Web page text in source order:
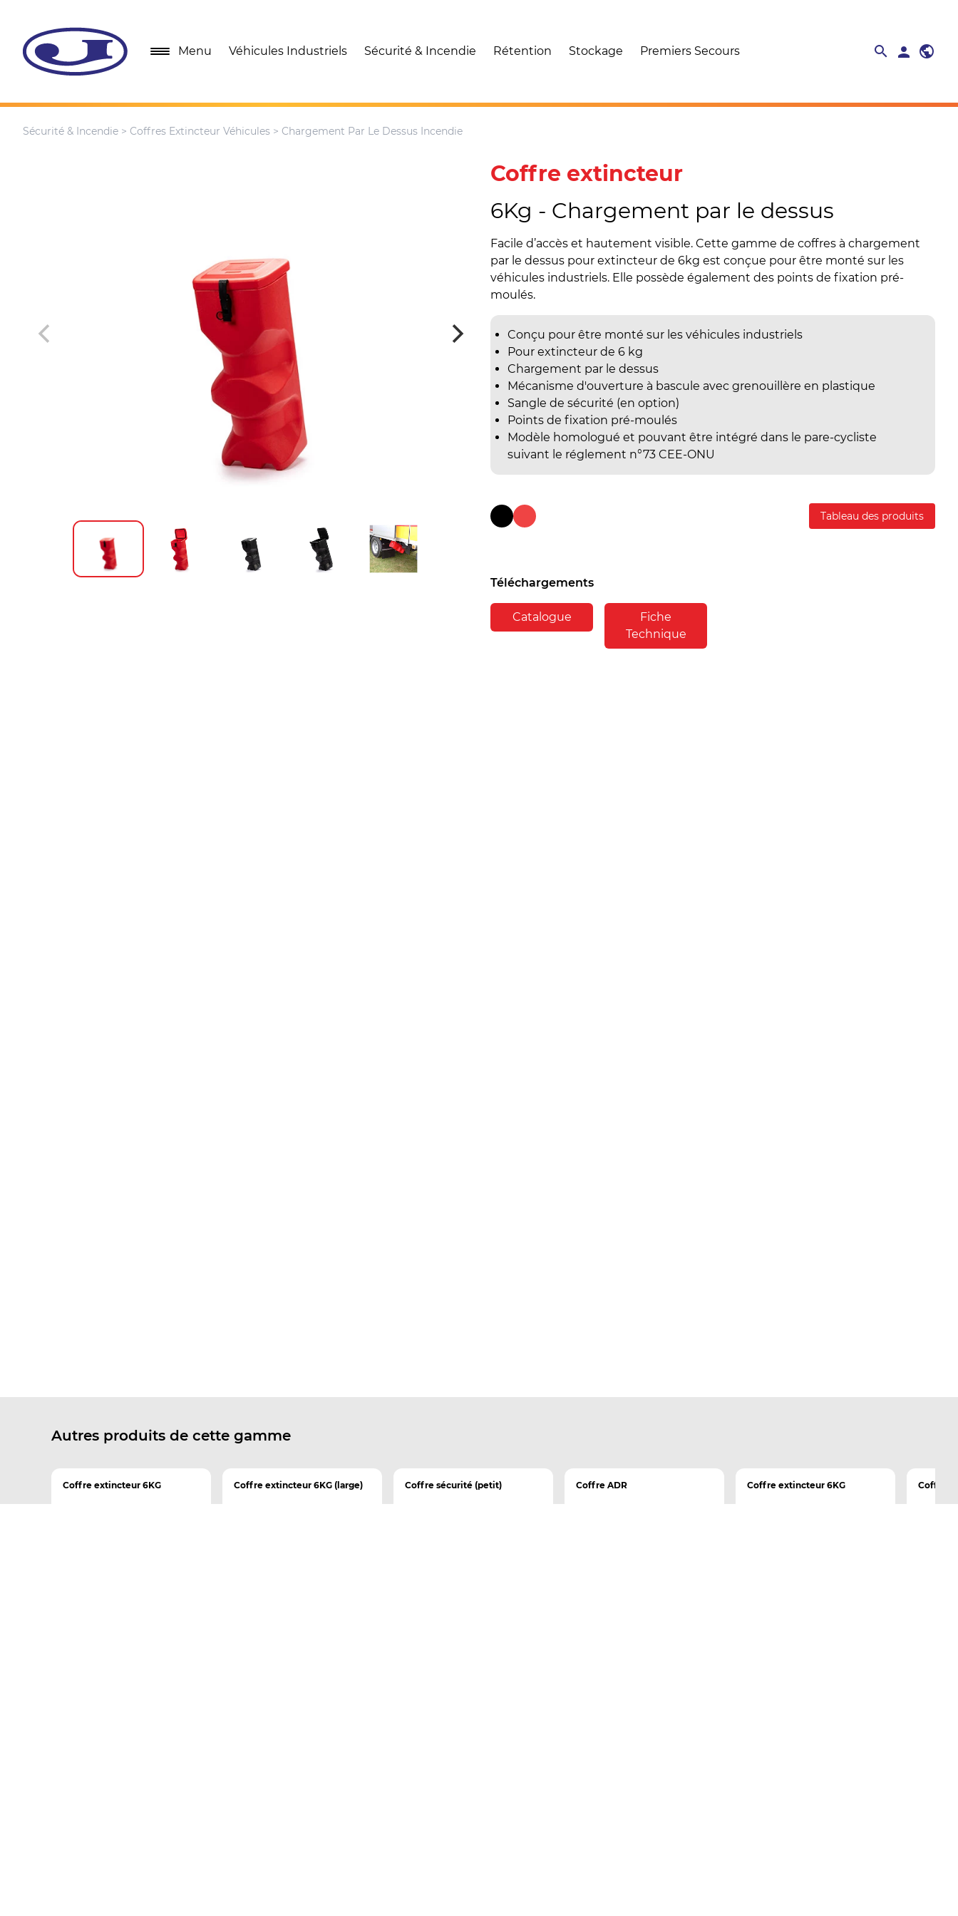
Menu Véhicules Industriels Sécurité & Incendie Rétention Stockage Premiers Secours searchclose
search person public
Sécurité & Incendie > Coffres Extincteur Véhicules > Chargement Par Le Dessus Incendie
Coffre extincteur
6Kg - Chargement par le dessus
Facile d’accès et hautement visible. Cette gamme de coffres à chargement
par le dessus pour extincteur de 6kg est conçue pour être monté sur les
véhicules industriels. Elle possède également des points de fixation pré-
moulés.
Conçu pour être monté sur les véhicules industriels
Pour extincteur de 6 kg
Chargement par le dessus
Mécanisme d'ouverture à bascule avec grenouillère en plastique
Sangle de sécurité (en option)
Points de fixation pré-moulés
Modèle homologué et pouvant être intégré dans le pare-cycliste
suivant le réglement n°73 CEE-ONU
Tableau des produits
Téléchargements
Catalogue
Fiche
Technique
Autres produits de cette gamme
Coffre extincteur 6KG Coffre extincteur 6KG (large) Coffre sécurité (petit) Coffre ADR Coffre extincteur 6KG Coffre